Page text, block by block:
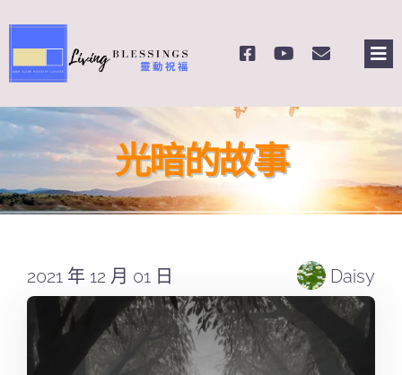
to
content
關於我們
奉獻支持
課程報名
Search
for:
光暗的故事
2021 年 12 月 01 日 Daisy